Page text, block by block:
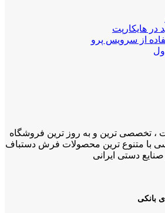
در هایکارپت
از سرویس پرو
، تخصصی ترین و به روز ترین فروشگاه
با متنوع ترین محصولات فرش دستباف
دستی ایرانی
بانکی